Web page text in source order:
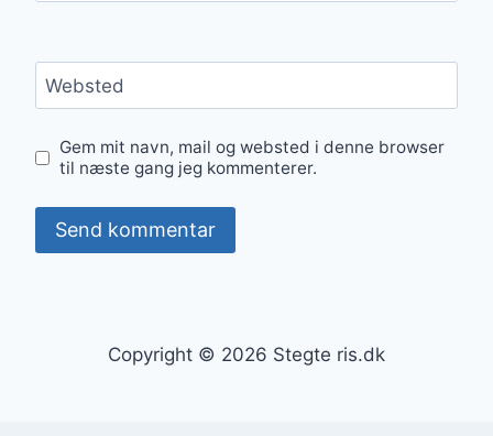
Websted
Gem mit navn, mail og websted i denne browser
til næste gang jeg kommenterer.
Copyright © 2026 Stegte ris.dk